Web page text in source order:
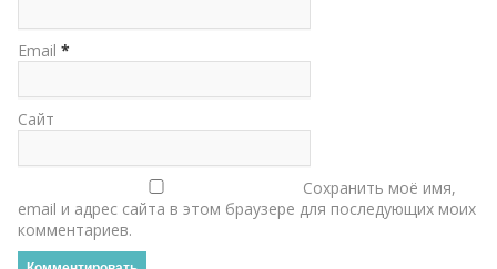
Email *
Сайт
Сохранить моё имя,
email и адрес сайта в этом браузере для последующих моих
комментариев.